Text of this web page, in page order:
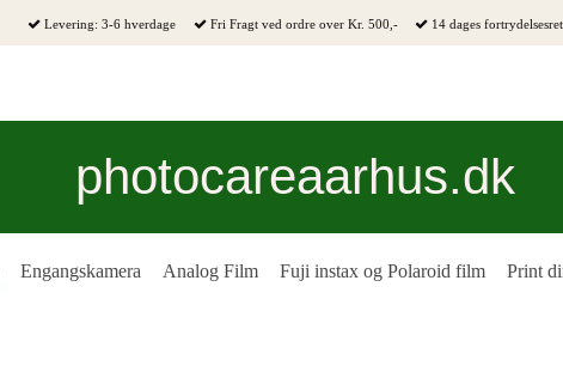
Levering: 3-6 hverdage Fri Fragt ved ordre over Kr. 500,- 14 dages fortrydelsesret
photocareaarhus.dk
Engangskamera Analog Film Fuji instax og Polaroid film Print